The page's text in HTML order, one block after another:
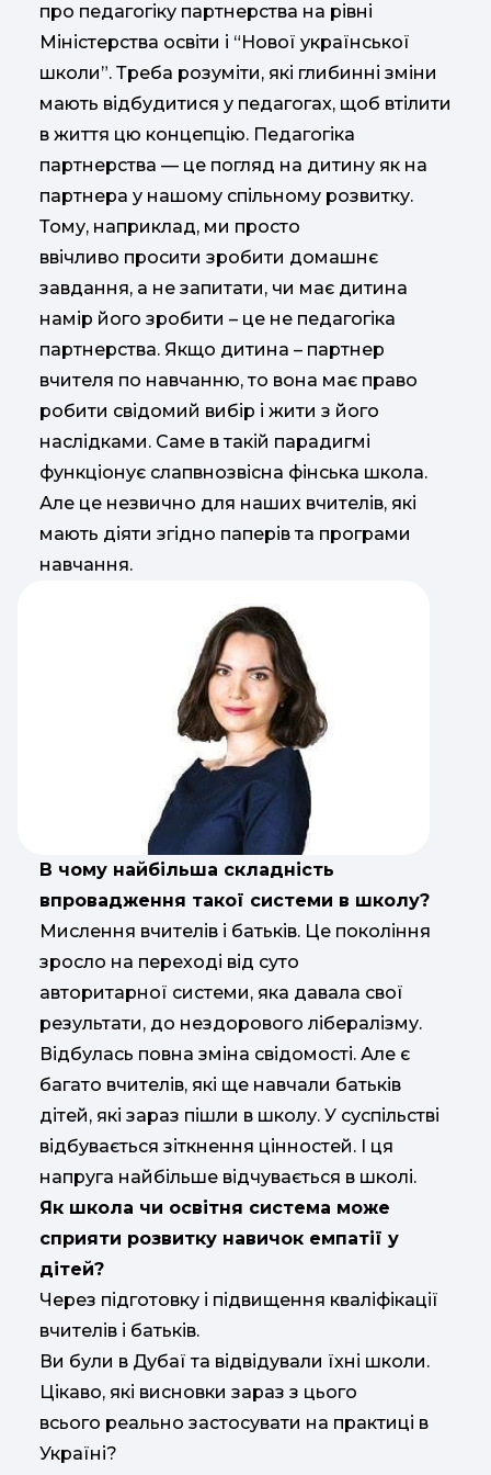
про педагогіку партнерства на рівні
Міністерства освіти і “Нової української
школи”. Треба розуміти, які глибинні зміни
мають відбудитися у педагогах, щоб втілити
в життя цю концепцію. Педагогіка
партнерства — це погляд на дитину як на
партнера у нашому спільному розвитку.
Тому, наприклад, ми просто
ввічливо просити зробити домашнє
завдання, а не запитати, чи має дитина
намір його зробити – це не педагогіка
партнерства. Якщо дитина – партнер
вчителя по навчанню, то вона має право
робити свідомий вибір і жити з його
наслідками. Саме в такій парадигмі
функціонує слапвнозвісна фінська школа.
Але це незвично для наших вчителів, які
мають діяти згідно паперів та програми
навчання.
В чому найбільша складність
впровадження такої системи в школу?
Мислення вчителів і батьків. Це покоління
зросло на переході від суто
авторитарної системи, яка давала свої
результати, до нездорового лібералізму.
Відбулась повна зміна свідомості. Але є
багато вчителів, які ще навчали батьків
дітей, які зараз пішли в школу. У суспільстві
відбувається зіткнення цінностей. І ця
напруга найбільше відчувається в школі.
Як школа чи освітня система може
сприяти розвитку навичок емпатії у
дітей?
Через підготовку і підвищення кваліфікації
вчителів і батьків.
Ви були в Дубаї та відвідували їхні школи.
Цікаво, які висновки зараз з цього
всього реально застосувати на практиці в
Україні?